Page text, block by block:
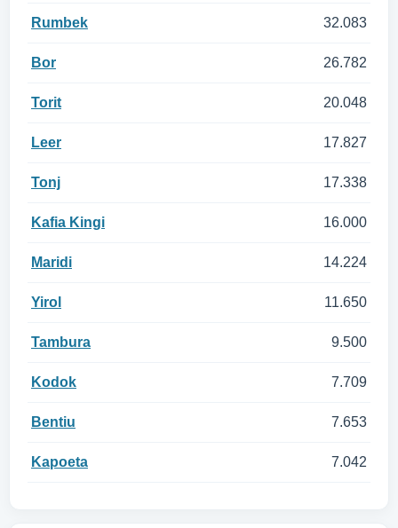
Rumbek 32.083
Bor 26.782
Torit 20.048
Leer 17.827
Tonj 17.338
Kafia Kingi 16.000
Maridi 14.224
Yirol 11.650
Tambura 9.500
Kodok 7.709
Bentiu 7.653
Kapoeta 7.042